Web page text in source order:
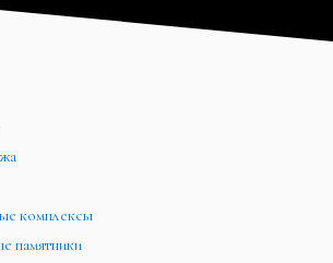
комплексы
памятники